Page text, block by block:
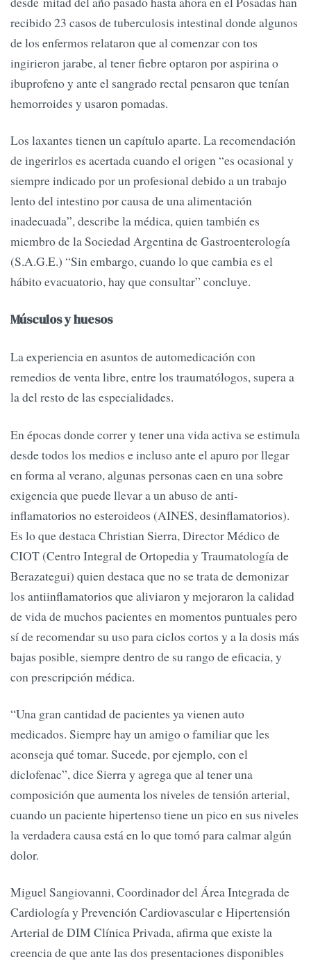
recibido 23 casos de tuberculosis intestinal donde algunos
de los enfermos relataron que al comenzar con tos
ingirieron jarabe, al tener fiebre optaron por aspirina o
ibuprofeno y ante el sangrado rectal pensaron que tenían
hemorroides y usaron pomadas.
Los laxantes tienen un capítulo aparte. La recomendación
de ingerirlos es acertada cuando el origen “es ocasional y
siempre indicado por un profesional debido a un trabajo
lento del intestino por causa de una alimentación
inadecuada”, describe la médica, quien también es
miembro de la Sociedad Argentina de Gastroenterología
(S.A.G.E.) “Sin embargo, cuando lo que cambia es el
hábito evacuatorio, hay que consultar” concluye.
Músculos y huesos
La experiencia en asuntos de automedicación con
remedios de venta libre, entre los traumatólogos, supera a
la del resto de las especialidades.
En épocas donde correr y tener una vida activa se estimula
desde todos los medios e incluso ante el apuro por llegar
en forma al verano, algunas personas caen en una sobre
exigencia que puede llevar a un abuso de anti-
inflamatorios no esteroideos (AINES, desinflamatorios).
Es lo que destaca Christian Sierra, Director Médico de
CIOT (Centro Integral de Ortopedia y Traumatología de
Berazategui) quien destaca que no se trata de demonizar
los antiinflamatorios que aliviaron y mejoraron la calidad
de vida de muchos pacientes en momentos puntuales pero
sí de recomendar su uso para ciclos cortos y a la dosis más
bajas posible, siempre dentro de su rango de eficacia, y
con prescripción médica.
“Una gran cantidad de pacientes ya vienen auto
medicados. Siempre hay un amigo o familiar que les
aconseja qué tomar. Sucede, por ejemplo, con el
diclofenac”, dice Sierra y agrega que al tener una
composición que aumenta los niveles de tensión arterial,
cuando un paciente hipertenso tiene un pico en sus niveles
la verdadera causa está en lo que tomó para calmar algún
dolor.
Miguel Sangiovanni, Coordinador del Área Integrada de
Cardiología y Prevención Cardiovascular e Hipertensión
Arterial de DIM Clínica Privada, afirma que existe la
creencia de que ante las dos presentaciones disponibles